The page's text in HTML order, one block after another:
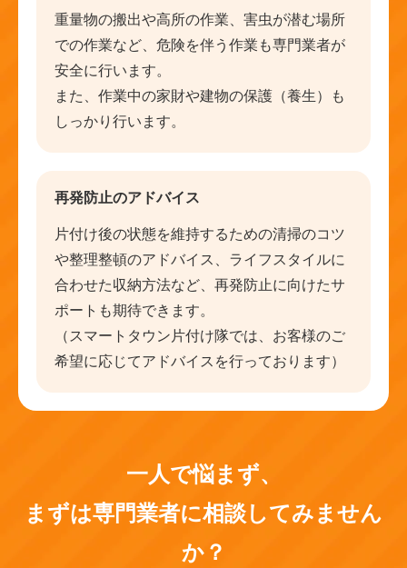
重量物の搬出や高所の作業、害虫が潜む場所
での作業など、危険を伴う作業も専門業者が
安全に行います。
また、作業中の家財や建物の保護（養生）も
しっかり行います。
再発防止のアドバイス
片付け後の状態を維持するための清掃のコツ
や整理整頓のアドバイス、ライフスタイルに
合わせた収納方法など、再発防止に向けたサ
ポートも期待できます。
（スマートタウン片付け隊では、お客様のご
希望に応じてアドバイスを行っております）
一人で悩まず、
まずは専門業者に相談してみません
か？